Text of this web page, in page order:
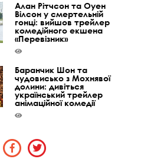
Алан Рітчсон та Оуен
Вілсон у смертельній
гонці: вийшов трейлер
комедійного екшена
«Перевізник»
Баранчик Шон та
чудовисько з Мохнявої
долини: дивіться
український трейлер
анімаційної комедії